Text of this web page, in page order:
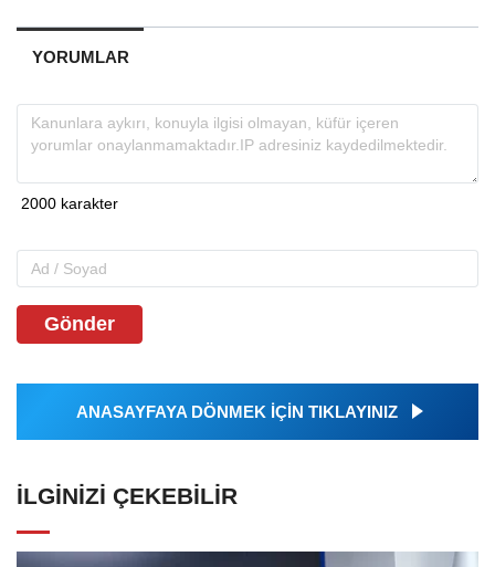
YORUMLAR
Gönder
ANASAYFAYA DÖNMEK İÇİN TIKLAYINIZ
İLGINIZI ÇEKEBILIR